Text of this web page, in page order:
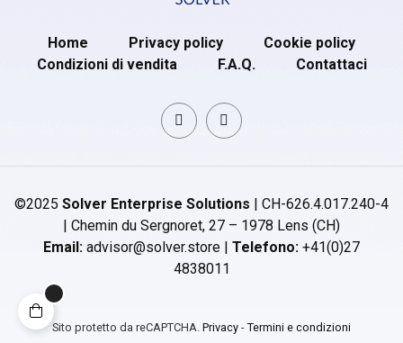
Home Privacy policy
Cookie policy
Condizioni di vendita
F.A.Q. Contattaci
©2025 Solver Enterprise Solutions | CH-626.4.017.240-4
| Chemin du Sergnoret, 27 – 1978 Lens (CH)
Email: advisor@solver.store | Telefono: +41(0)27
4838011
Sito protetto da reCAPTCHA. Privacy - Termini e condizioni